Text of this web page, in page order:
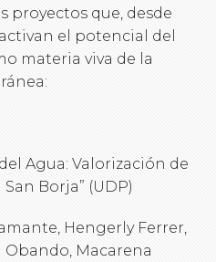
proyectos que, desde
el potencial del
materia viva de la
Agua: Valorización de
Borja” (UDP)
Hengerly Ferrer,
Macarena